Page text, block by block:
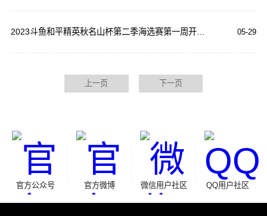
2023斗鱼和平精英秋名山杯第二季海选赛第一周开放报名！ 05-29
上一页 下一页
官方公众号 官方微博 微信用户社区 QQ用户社区